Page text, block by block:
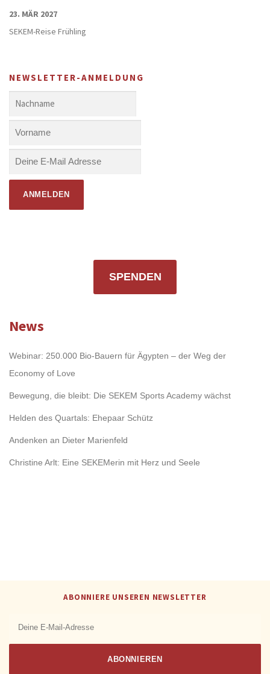
23. MÄR 2027
SEKEM-Reise Frühling
NEWSLETTER-ANMELDUNG
SPENDEN
News
Webinar: 250.000 Bio-Bauern für Ägypten – der Weg der
Economy of Love
Bewegung, die bleibt: Die SEKEM Sports Academy wächst
Helden des Quartals: Ehepaar Schütz
Andenken an Dieter Marienfeld
Christine Arlt: Eine SEKEMerin mit Herz und Seele
ABONNIERE UNSEREN NEWSLETTER